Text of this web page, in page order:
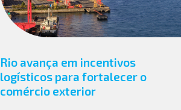
Rio avança em incentivos
logísticos para fortalecer o
comércio exterior